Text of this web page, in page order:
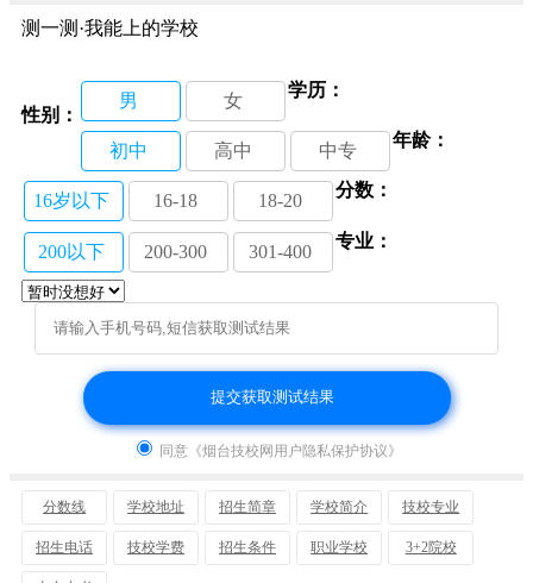
世界技能大赛烟台选拔赛在烟台工贸技师学院开赛
11-01
测一测·我能上的学校
性别：
男 女
学历：
初中 高中 中专
年龄：
16岁以下 16-18 18-20
分数：
200以下 200-300 301-400
专业：
同意《烟台技校网用户隐私保护协议》
分数线 学校地址 招生简章 学校简介 技校专业
招生电话 技校学费 招生条件 职业学校 3+2院校